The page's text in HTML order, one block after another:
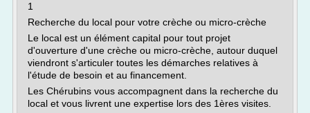
1
Recherche du local pour votre crèche ou micro-crèche
Le local est un élément capital pour tout projet
d'ouverture d'une crèche ou micro-crèche, autour duquel
viendront s'articuler toutes les démarches relatives à
l'étude de besoin et au financement.
Les Chérubins vous accompagnent dans la recherche du
local et vous livrent une expertise lors des 1ères visites.